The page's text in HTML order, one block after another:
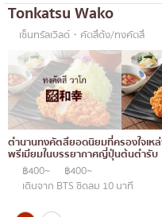
Tonkatsu Wako
เซ็นทรัลเวิลด์・คัตสึด้ง/ทงคัตสึ
ตำนานทงคัตสึยอดนิยมที่ครองใจเห
พรีเมียมในบรรยากาศญี่ปุ่นต้นตำรับ
฿400~
฿400~
เดินจาก BTS ชิดลม 10 นาที